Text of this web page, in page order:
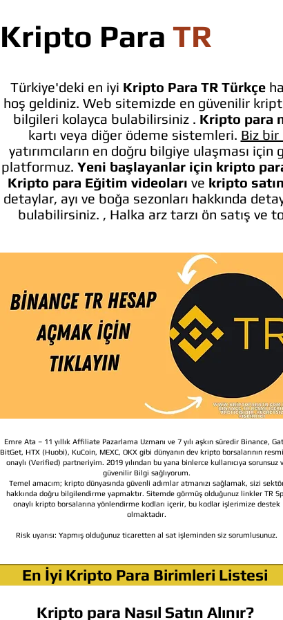
Kripto Para TR
Türkiye'deki en iyi Kripto Para TR Türkçe
hoş geldiniz. Web sitemizde en güvenilir
bilgileri kolayca bulabilirsiniz . Kripto para
kartı veya diğer ödeme sistemleri. Biz bir
yatırımcıların en doğru bilgiye ulaşması için
platformuz. Yeni başlayanlar için kripto
Kripto para Eğitim videoları ve kripto
detaylar, ayı ve boğa sezonları hakkında
bulabilirsiniz. , Halka arz tarzı ön satış ve
Emre Ata – 11 yıllık Affiliate Pazarlama Uzmanı ve 7 yılı aşkın süredir Binance,
BitGet, HTX (Huobi), KuCoin, MEXC, OKX gibi dünyanın dev kripto borsalarının
onaylı (Verified) partneriyim. 2019 yılından bu yana binlerce kullanıcıya sorunsuz
güvenilir Bilgi sağlıyorum.
Temel amacım; kripto dünyasında güvenli adımlar atmanızı sağlamak, sizi
hakkında doğru bilgilendirme yapmaktır. Sitemde görmüş olduğunuz linkler TR
onaylı kripto borsalarına yönlendirme kodları içerir, bu kodlar işlerimize destek
olmaktadır.
Risk uyarısı: Yapmış olduğunuz ticaretten al sat işleminden siz sorumlusunuz.
En İyi Kripto Para Birimleri Listesi
Kripto para Nasıl Satın Alınır?